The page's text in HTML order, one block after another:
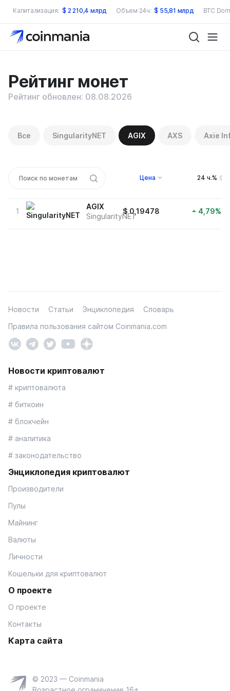
Капитализация: $ 2 210,4 млрд Объем 24ч: $ 55,81 млрд BTC
Рейтинг монет
Рейтинг обновлен: 08.08.2026
Все SingularityNET AGIX AXS Axie
Цена 24 ч.%
1
AGIX
SingularityNET
$ 0,19478 4,79%
Новости Статьи Энциклопедия
Словарь
Правила пользования сайтом Coinmania.com
Новости криптовалют
# криптовалюта
# биткоин
# блокчейн
# аналитика
# законодательство
Энциклопедия криптовалют
Производители
Пулы
Майнинг
Валюты
Личности
Кошельки для криптовалют
О проекте
О проекте
Контакты
Карта сайта
© 2023 — Coinmania